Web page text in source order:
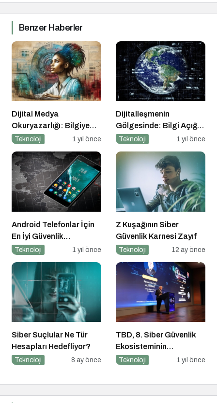
Benzer Haberler
Dijital Medya
Okuryazarlığı: Bilgiye
Erişimde Sorumluluk ve
Teknoloji 1 yıl önce
Dijitalleşmenin
Gölgesinde: Bilgi Açığı
Büyüyor mu?
Teknoloji 1 yıl önce
Android Telefonlar İçin
En İyi Güvenlik
Uygulamaları
Teknoloji 1 yıl önce
Z Kuşağının Siber
Güvenlik Karnesi Zayıf
Teknoloji 12 ay önce
Siber Suçlular Ne Tür
Hesapları Hedefliyor?
Teknoloji 8 ay önce
TBD, 8. Siber Güvenlik
Ekosisteminin
Geliştirilmesi Zirvesi’ni
Teknoloji 1 yıl önce